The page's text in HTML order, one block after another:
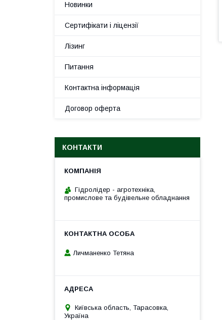
Новинки
Сертифікати і ліцензії
Лізинг
Питання
Контактна інформація
Договор оферта
КОНТАКТИ
Гідролідер - агротехніка,
промислове та будівельне обладнання
Личманенко Тетяна
Київська область, Тарасовка,
Україна